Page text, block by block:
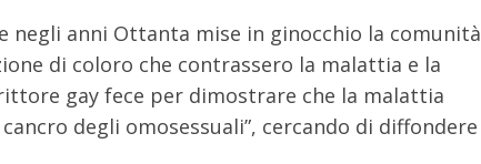
negli anni Ottanta mise in ginocchio la comunità
di coloro che contrassero la malattia e la
gay fece per dimostrare che la malattia
degli omosessuali”, cercando di diffondere